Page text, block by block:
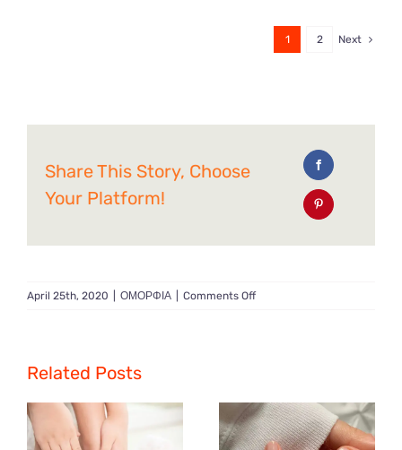
1 2 Next
Share This Story, Choose
Your Platform!
April 25th, 2020 ΟΜΟΡΦΙΑ Comments Offon
απλούς
τρόπους
Related Posts